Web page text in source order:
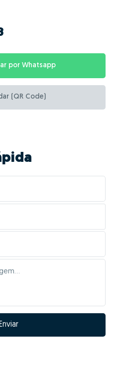
por Whatsapp
(QR Code)
Enviar